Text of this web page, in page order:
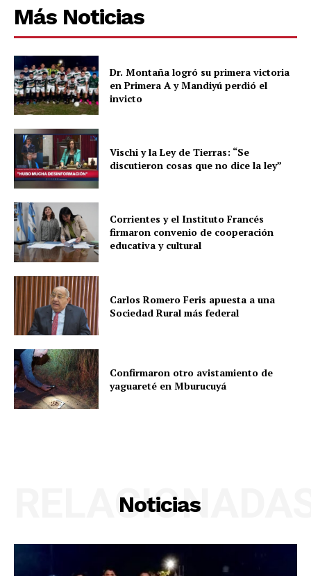
Más Noticias
Dr. Montaña logró su primera victoria
en Primera A y Mandiyú perdió el
invicto
Vischi y la Ley de Tierras: “Se
discutieron cosas que no dice la ley”
Corrientes y el Instituto Francés
firmaron convenio de cooperación
educativa y cultural
Carlos Romero Feris apuesta a una
Sociedad Rural más federal
Confirmaron otro avistamiento de
yaguareté en Mburucuyá
Noticias